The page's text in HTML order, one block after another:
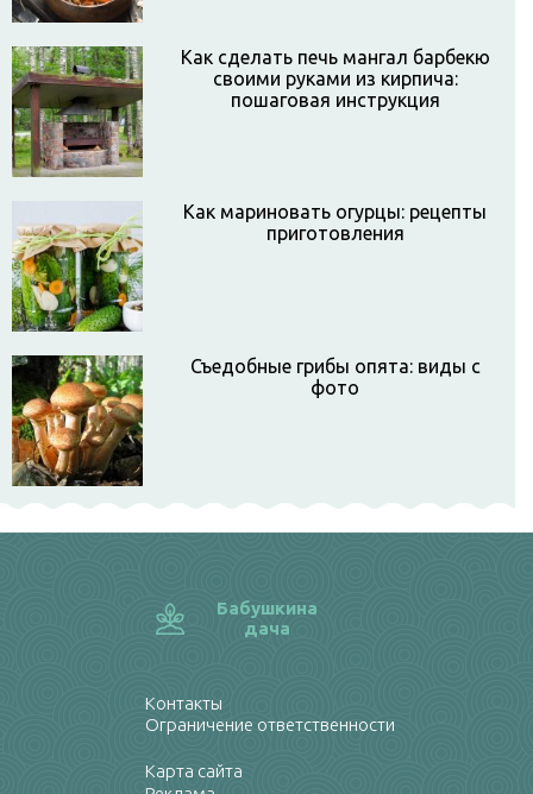
Как сделать печь мангал барбекю
своими руками из кирпича:
пошаговая инструкция
Как мариновать огурцы: рецепты
приготовления
Съедобные грибы опята: виды с
фото
Бабушкина
дача
Контакты
Ограничение ответственности
Карта сайта